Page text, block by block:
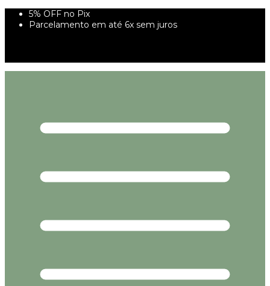
5% OFF no Pix
Parcelamento em até 6x sem juros